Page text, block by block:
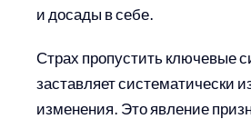
и досады в себе.
Страх пропустить ключевые
заставляет систематически
изменения. Это явление